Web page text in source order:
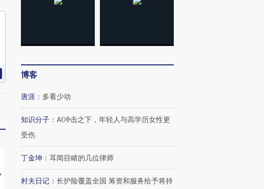
马航飞行员跨国走私7万
粒摇头丸 尿检体内含3种
度Z世代 用街头抗争将教
机”？难民潮撕裂西班牙
博客
唐涯 ： 多看少动
知识分子 ： AI冲击之下，年轻人与高学历女性更
受伤
丁金坤 ： 耳闻目睹的几位律师
村夫日记 ： 长护险覆盖全国 筹资和服务给予将持